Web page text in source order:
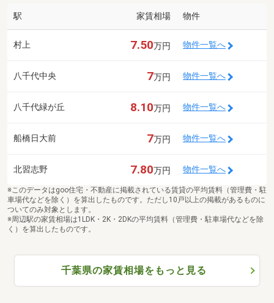
駅 家賃相場 物件
村上 7.50万円 物件一覧へ
八千代中央 7万円 物件一覧へ
八千代緑が丘 8.10万円 物件一覧へ
船橋日大前 7万円 物件一覧へ
北習志野 7.80万円 物件一覧へ
※このデータはgoo住宅・不動産に掲載されている賃貸の平均賃料（管理費・駐
車場代などを除く）を算出したものです。ただし10戸以上の掲載があるものに
ついてのみ対象とします。
※周辺駅の家賃相場は1LDK・2K・2DKの平均賃料（管理費・駐車場代などを除
く）を算出したものです。
千葉県の家賃相場をもっと見る